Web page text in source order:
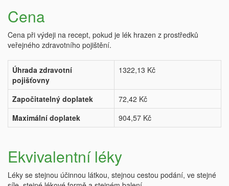
Cena
Cena při výdeji na recept, pokud je lék hrazen z prostředků
veřejného zdravotního pojištění.
Úhrada zdravotní
pojišťovny
1322,13 Kč
Započitatelný doplatek
72,42 Kč
Maximální doplatek
904,57 Kč
Ekvivalentní léky
Léky se stejnou účinnou látkou, stejnou cestou podání, ve stejné